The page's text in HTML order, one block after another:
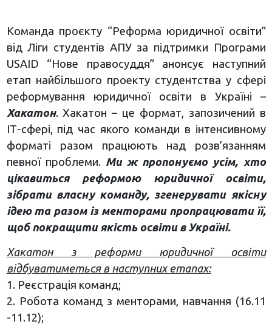
Команда проєкту “Реформа юридичної освіти”
від Ліги студентів АПУ за підтримки Програми
USAID “Нове правосуддя” анонсує наступний
етап найбільшого проекту студентства у сфері
реформування юридичної освіти в Україні –
Хакатон. Хакатон – це формат, запозичений в
ІТ-сфері, під час якого команди в інтенсивному
форматі разом працюють над розв’язанням
певної проблеми. Ми ж пропонуємо усім, хто
цікавиться реформою юридичної освіти,
зібрати власну команду, згенерувати якісну
ідею та разом із менторами пропрацювати її,
щоб покращити якість освіти в Україні.
Хакатон з реформи юридичної освіти
відбуватиметься в наступних етапах:
1. Реєстрація команд;
2. Робота команд з менторами, навчання (16.11
-11.12);